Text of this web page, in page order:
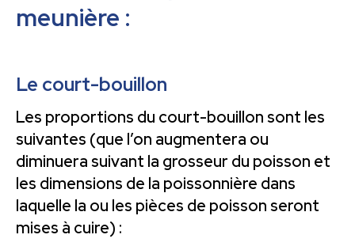
meunière :
Le court-bouillon
Les proportions du court-bouillon sont les
suivantes (que l’on augmentera ou
diminuera suivant la grosseur du poisson et
les dimensions de la poissonnière dans
laquelle la ou les pièces de poisson seront
mises à cuire) :